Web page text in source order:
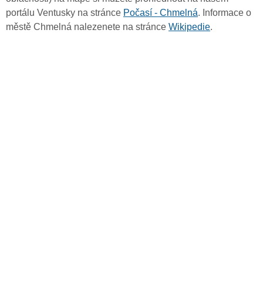
portálu Ventusky na stránce Počasí - Chmelná. Informace o
městě Chmelná nalezenete na stránce Wikipedie.